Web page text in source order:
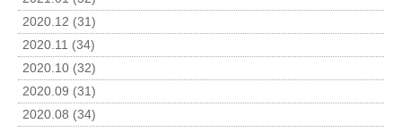
2020.12 (31)
2020.11 (34)
2020.10 (32)
2020.09 (31)
2020.08 (34)